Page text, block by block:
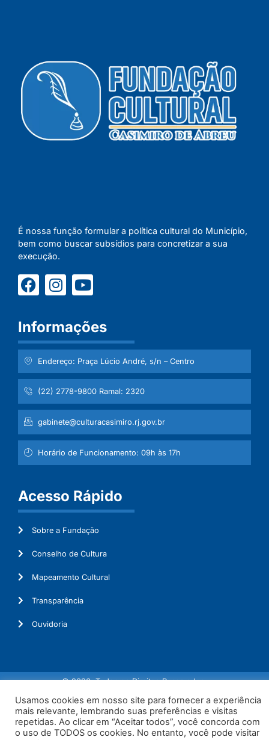
É nossa função formular a política cultural do Município,
bem como buscar subsídios para concretizar a sua
execução.
Informações
Endereço: Praça Lúcio André, s/n – Centro
(22) 2778-9800 Ramal: 2320
gabinete@culturacasimiro.rj.gov.br
Horário de Funcionamento: 09h às 17h
Acesso Rápido
Sobre a Fundação
Conselho de Cultura
Mapeamento Cultural
Transparência
Ouvidoria
© 2026. Todos os Direitos Reservados.
Usamos cookies em nosso site para fornecer a experiência
mais relevante, lembrando suas preferências e visitas
repetidas. Ao clicar em “Aceitar todos”, você concorda com
o uso de TODOS os cookies. No entanto, você pode visitar